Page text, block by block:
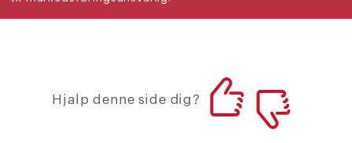
Hjalp denne side dig?